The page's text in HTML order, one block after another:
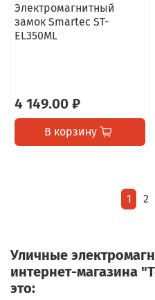
Электромагнитный
замок Smartec ST-
EL350ML
4 149.00 ₽
В корзину
1 2
Уличные
интернет-магазина
это: